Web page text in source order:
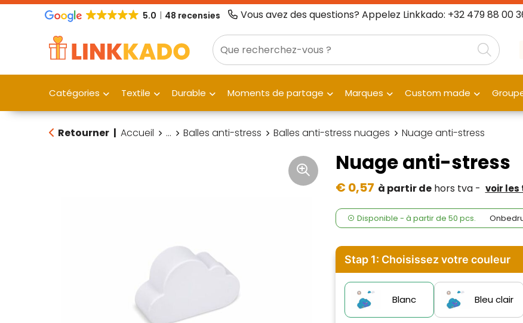
5.0 48 recensies Vous avez des questions? Appelez Linkkado: +32 479 88 00
Catégories Textile Durable Moments de partage Marques Custom made
Retourner | Accueil ... Balles anti-stress Balles anti-stress nuages Nuage anti-stress
Nuage anti-stress
€ 0,57 à partir dehors tva - voir
Disponible - à partir de 50 pcs.
Stap 1: Choisissez votre couleur
Blanc Bleu clair